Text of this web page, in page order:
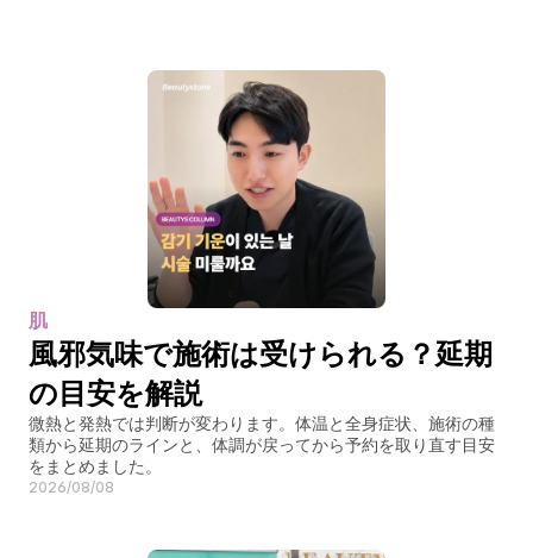
肌
風邪気味で施術は受けられる？延期
の目安を解説
微熱と発熱では判断が変わります。体温と全身症状、施術の種
類から延期のラインと、体調が戻ってから予約を取り直す目安
をまとめました。
2026/08/08